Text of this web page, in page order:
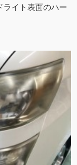
ライト表面のハー